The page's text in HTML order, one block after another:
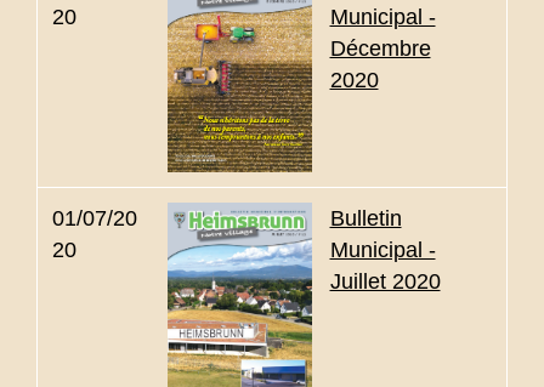
20
Municipal -
Décembre
2020
01/07/20
20
Bulletin
Municipal -
Juillet 2020